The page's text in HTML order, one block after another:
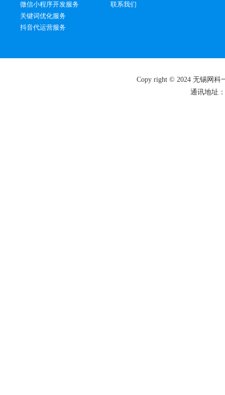
微信小程序开发服务
关键词优化服务
抖音代运营服务
联系我们
Copy right © 2024 无锡网科
通讯地址